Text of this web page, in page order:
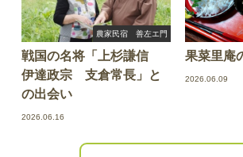
農家民宿 善左エ門
戦国の名将「上杉謙信
伊達政宗 支倉常長」と
の出会い
2026.06.16
果菜里庵
2026.06.09